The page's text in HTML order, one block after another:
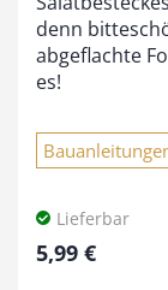
denn
abgeflachte
es!
Lieferbar
5,99 €